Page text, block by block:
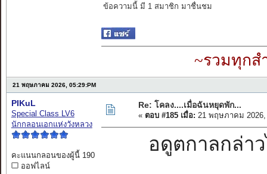
ข้อความนี้ มี 1 สมาชิก มาชื่นชม
~รวมทุกส
21 พฤษภาคม 2026, 05:29:PM
PIKuL
Special Class LV6
นักกลอนเอกแห่งวังหลวง
คะแนนกลอนของผู้นี้ 190
ออฟไลน์
Re: โคลง....เมื่อฉันหยุดพัก...
« ตอบ #185 เมื่อ: 21 พฤษภาคม 2026,
อดูตกาลกล่าว